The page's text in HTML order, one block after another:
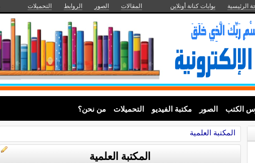
الرئيسية بوابات كنانة أونلاين المقالات الصور الروابط التحميلات
الكتب الصور مكتبة الفيديو التحميلات من نحن؟
المكتبة العلمية
المكتبة العلمية